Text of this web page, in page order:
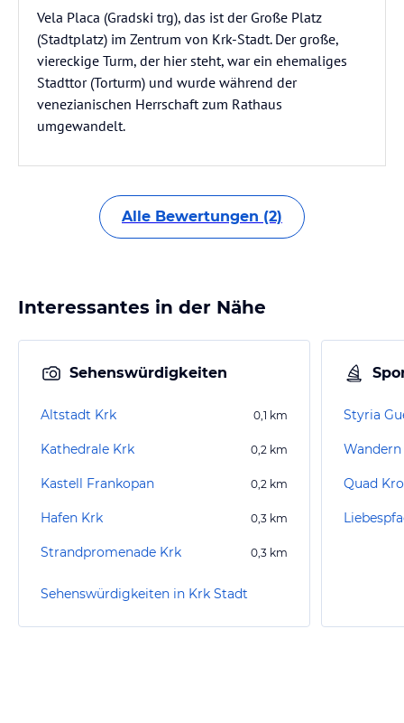
Vela Placa (Gradski trg), das ist der Große Platz
(Stadtplatz) im Zentrum von Krk-Stadt. Der große,
viereckige Turm, der hier steht, war ein ehemaliges
Stadttor (Torturm) und wurde während der
venezianischen Herrschaft zum Rathaus
umgewandelt.
Alle Bewertungen (2)
Interessantes in der Nähe
Sehenswürdigkeiten
Altstadt Krk 0,1 km
Kathedrale Krk 0,2 km
Kastell Frankopan 0,2 km
Hafen Krk 0,3 km
Strandpromenade Krk 0,3 km
Sehenswürdigkeiten in Krk Stadt
Styria
Quad